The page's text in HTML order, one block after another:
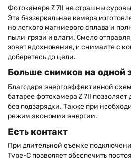
Фотокамере Z 7II не страшны
Эта беззеркальная камера
но легкого магниевого сплава и
пыли, грязи и влаги. Смело
зовет вдохновение, и снимайте с
доберетесь до цели.
Больше снимков на одной
Благодаря энергоэффективной
батарее фотокамера Z 7II позволяет
без подзарядки. Также при
режим экономии энергии.
Есть контакт
При длительной съемке
Type-C позволяет обеспечить